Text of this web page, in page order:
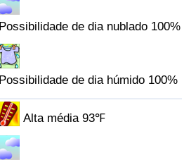
Possibilidade de dia nublado 100%
Possibilidade de dia húmido 100%
Alta média 93℉